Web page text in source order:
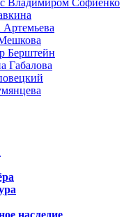
с Владимиром Софиенко
Артемьева
Берштейн
Габалова